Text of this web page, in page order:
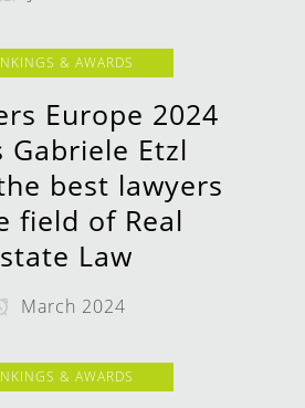
& AWARDS
Europe 2024
Gabriele Etzl
best lawyers
field of Real
Law
March 2024
& AWARDS